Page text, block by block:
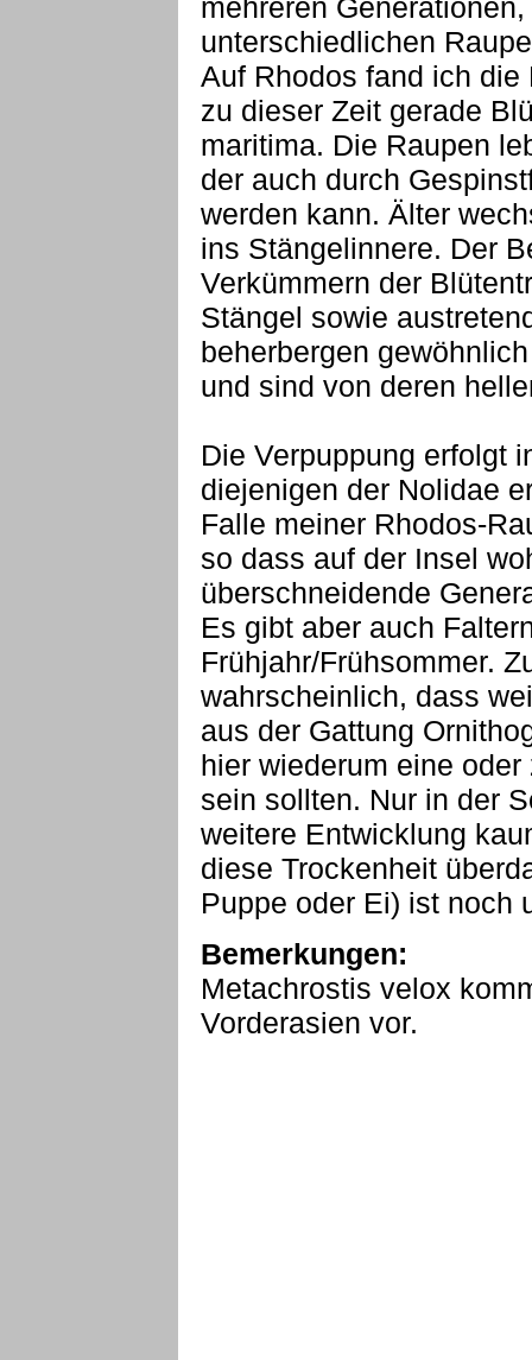
mehreren
unterschiedlichen
Auf Rhodos fand ich
zu dieser Zeit gerade
maritima. Die Raupen
der auch durch
werden kann. Älter
ins Stängelinnere. Der
Verkümmern der
Stängel sowie
beherbergen
und sind von deren
Die Verpuppung erfolgt
diejenigen der Nolidae
Falle meiner Rhodos-
so dass auf der Insel
überschneidende
Es gibt aber auch
Frühjahr/Frühsommer.
wahrscheinlich, dass
aus der Gattung
hier wiederum eine
sein sollten. Nur in der
weitere Entwicklung
diese Trockenheit
Puppe oder Ei) ist noch
Bemerkungen:
Metachrostis velox
Vorderasien vor.